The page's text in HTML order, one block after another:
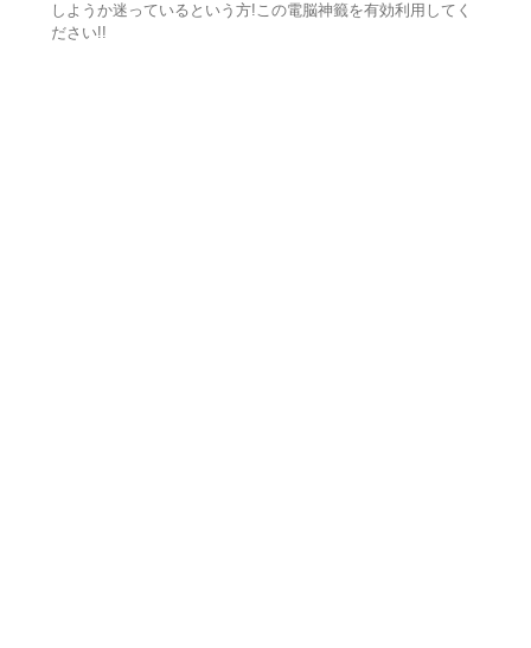
しようか迷っているという方!この電脳神籤を有効利用してく
ださい!!